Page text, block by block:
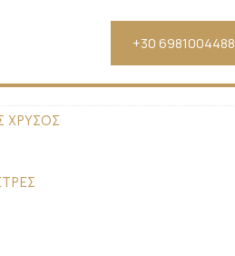
+30 6981004488
ΧΡΥΣΟΣ